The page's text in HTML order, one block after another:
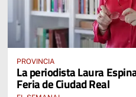
PROVINCIA
La periodista Laura
Feria de Ciudad Real